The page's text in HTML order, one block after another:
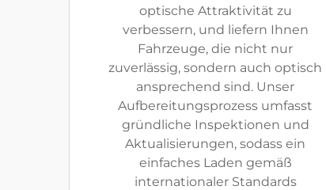
optische Attraktivität zu
verbessern, und liefern Ihnen
Fahrzeuge, die nicht nur
zuverlässig, sondern auch optisch
ansprechend sind. Unser
Aufbereitungsprozess umfasst
gründliche Inspektionen und
Aktualisierungen, sodass ein
einfaches Laden gemäß
internationaler Standards